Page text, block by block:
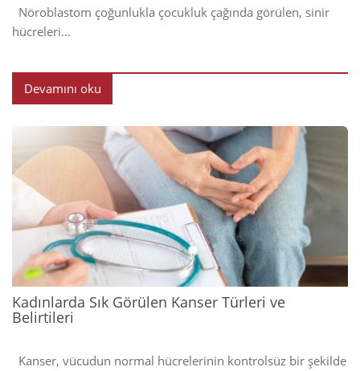
Nöroblastom çoğunlukla çocukluk çağında görülen, sinir
hücreleri...
Devamını oku
Kadınlarda Sık Görülen Kanser Türleri ve
Belirtileri
Kanser, vücudun normal hücrelerinin kontrolsüz bir şekilde